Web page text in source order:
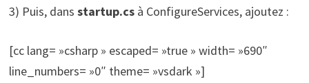
3) Puis, dans startup.csà ConfigureServices, ajoutez :
[cc lang= »csharp » escaped= »true » width= »690″
line_numbers= »0″ theme= »vsdark »]